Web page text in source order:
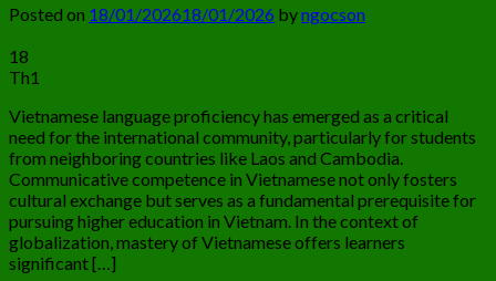
Posted on 18/01/202618/01/2026 byngocson
18
Th1
Vietnamese language proficiency has emerged as a critical
need for the international community, particularly for students
from neighboring countries like Laos and Cambodia.
Communicative competence in Vietnamese not only fosters
cultural exchange but serves as a fundamental prerequisite for
pursuing higher education in Vietnam. In the context of
globalization, mastery of Vietnamese offers learners
significant […]